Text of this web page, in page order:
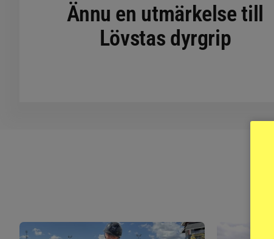
Ännu en utmärkelse till
Lövstas dyrgrip